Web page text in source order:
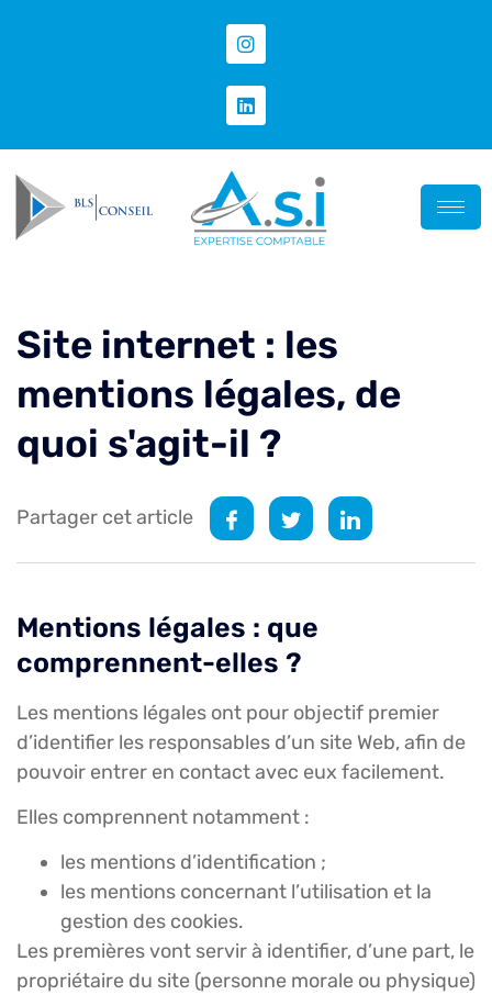
Site internet : les
mentions légales, de
quoi s'agit-il ?
Partager cet article
Mentions légales : que
comprennent-elles ?
Les mentions légales ont pour objectif premier
d’identifier les responsables d’un site Web, afin de
pouvoir entrer en contact avec eux facilement.
Elles comprennent notamment :
les mentions d’identification ;
les mentions concernant l’utilisation et la
gestion des cookies.
Les premières vont servir à identifier, d’une part, le
propriétaire du site (personne morale ou physique)